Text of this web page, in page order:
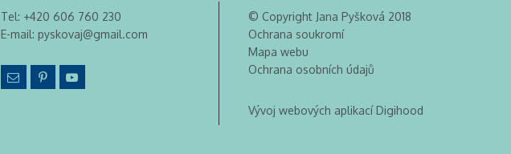
Tel: +420 606 760 230
E-mail: pyskovaj@gmail.com
© Copyright Jana Pyšková 2018
Ochrana soukromí
Mapa webu
Ochrana osobních údajů
Vývoj webových aplikací Digihood